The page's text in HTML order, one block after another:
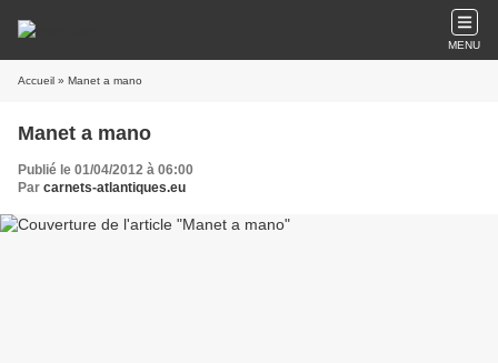
MENU
Accueil » Manet a mano
Manet a mano
Publié le 01/04/2012 à 06:00
Par carnets-atlantiques.eu